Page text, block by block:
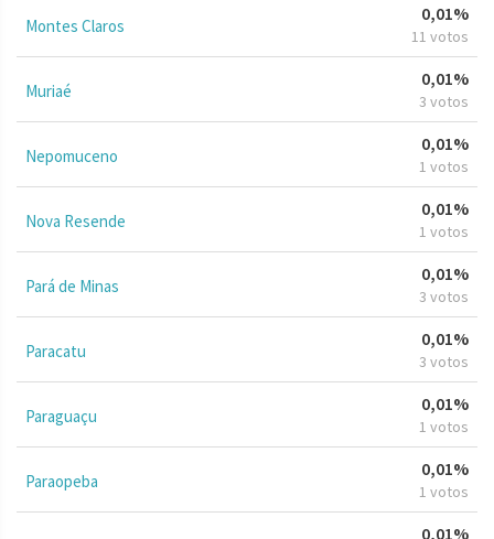
Montes Claros
0,01%
11 votos
Muriaé
0,01%
3 votos
Nepomuceno
0,01%
1 votos
Nova Resende
0,01%
1 votos
Pará de Minas
0,01%
3 votos
Paracatu
0,01%
3 votos
Paraguaçu
0,01%
1 votos
Paraopeba
0,01%
1 votos
0,01%